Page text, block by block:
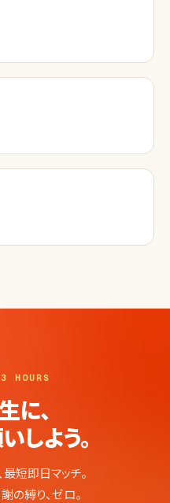
HOURS
に、
しよう。
短即日マッチ。
の縛り、ゼロ。